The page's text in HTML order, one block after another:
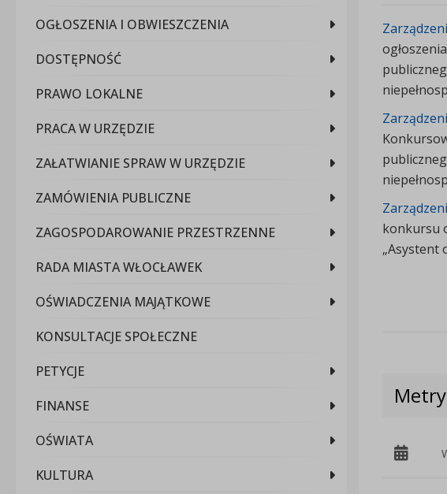
OGŁOSZENIA I OBWIESZCZENIA
DOSTĘPNOŚĆ
PRAWO LOKALNE
PRACA W URZĘDZIE
ZAŁATWIANIE SPRAW W URZĘDZIE
ZAMÓWIENIA PUBLICZNE
ZAGOSPODAROWANIE PRZESTRZENNE
RADA MIASTA WŁOCŁAWEK
OŚWIADCZENIA MAJĄTKOWE
KONSULTACJE SPOŁECZNE
PETYCJE
FINANSE
OŚWIATA
KULTURA
konkursu
„Asystent